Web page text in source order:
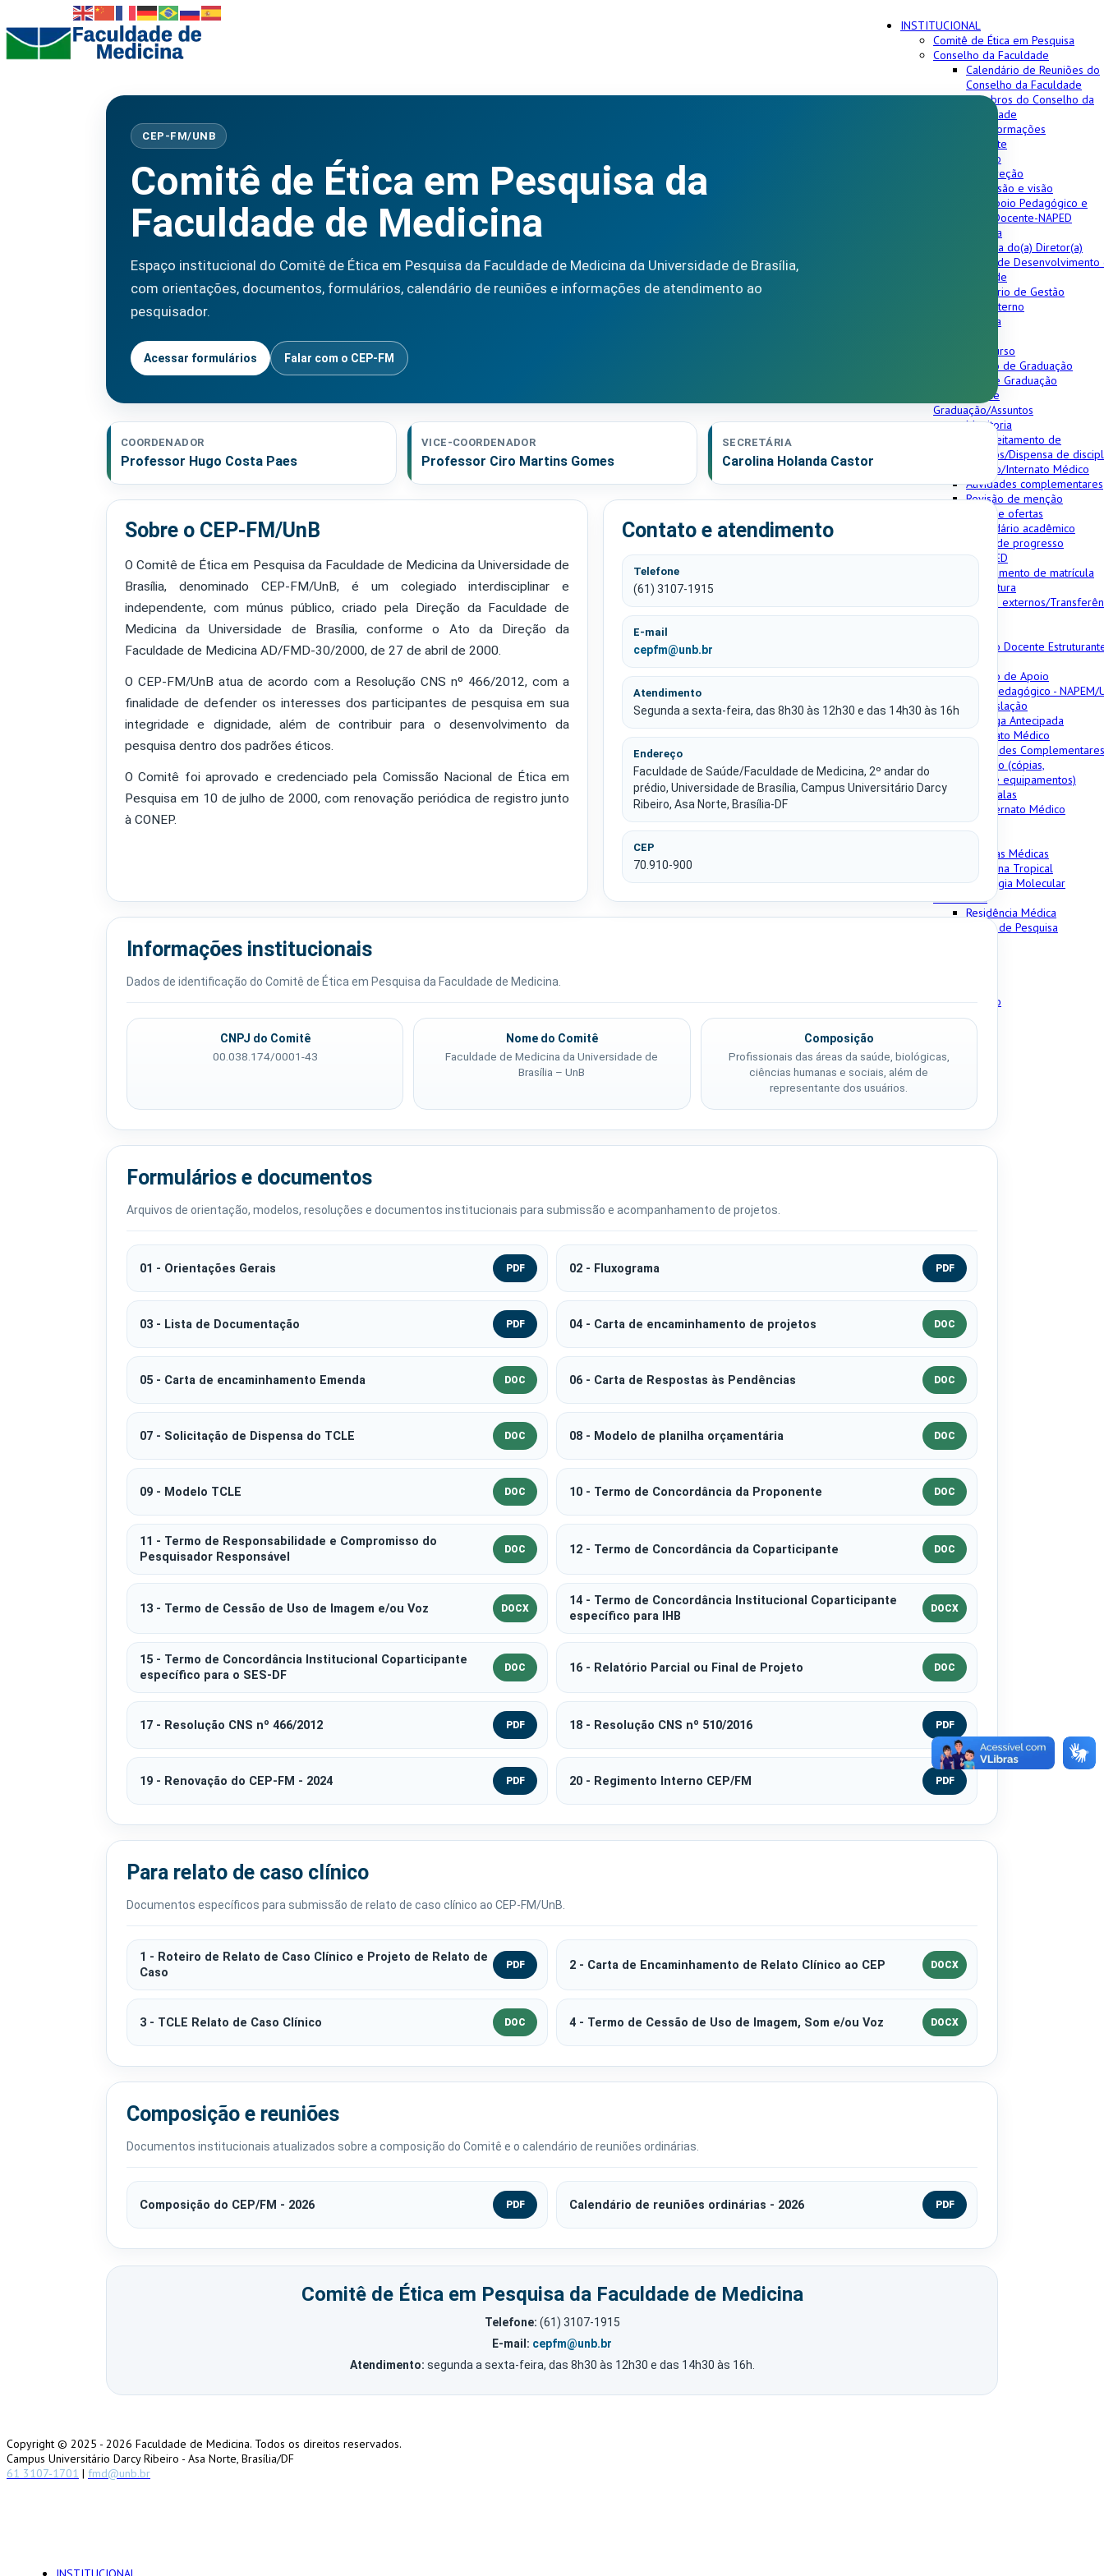
INSTITUCIONAL
Comitê de Ética em Pesquisa
Conselho da Faculdade
Calendário de Reuniões do
Conselho da Faculdade
Membros do Conselho da
Faculdade
Contato e informações
Corpo docente
Corpo técnico
Equipe da direção
Histórico, missão e visão
Núcleo de Apoio Pedagógico e
Experiência Docente-NAPED
Transparência
Agenda do(a) Diretor(a)
Plano de Desenvolvimento
Unidade
Relatório de Gestão
Regimento Interno
Organograma
Conheça o curso
Coordenação de Graduação
Colegiado de Graduação
Secretaria de
Graduação/Assuntos
Monitoria
Aproveitamento de
estudos/Dispensa de
Estágio/Internato Médico
Atividades complementares
Revisão de menção
Lista de ofertas
Calendário acadêmico
Teste de progresso
ENAMED
Trancamento de matrícula
Formatura
Alunos externos/
Laboratórios
Núcleo Docente
(NDE)
Núcleo de Apoio
Psicopedagógico - NAPEM/
Normas/Legislação
Outorga Antecipada
Internato Médico
Atividades Complementares
Apoio Didático (cópias,
impressões e equipamentos)
Reserva de salas
Estágio e Internato Médico
Pós-Graduação
Stricto Sensu
Ciências Médicas
Medicina Tropical
Patologia Molecular
Lato Sensu
Residência Médica
Laboratórios de Pesquisa
Pesquisa e Inovação
Notícias
CEP-FM/UNB
Comitê de Ética em Pesquisa da
Faculdade de Medicina
Espaço institucional do Comitê de Ética em Pesquisa da Faculdade de Medicina da Universidade de Brasília,
com orientações, documentos, formulários, calendário de reuniões e informações de atendimento ao
pesquisador.
Acessar formulários Falar com o CEP-FM
COORDENADOR
Professor Hugo Costa Paes
VICE-COORDENADOR
Professor Ciro Martins Gomes
SECRETÁRIA
Carolina Holanda Castor
Sobre o CEP-FM/UnB
O Comitê de Ética em Pesquisa da Faculdade de Medicina da Universidade de
Brasília, denominado CEP-FM/UnB, é um colegiado interdisciplinar e
independente, com múnus público, criado pela Direção da Faculdade de
Medicina da Universidade de Brasília, conforme o Ato da Direção da
Faculdade de Medicina AD/FMD-30/2000, de 27 de abril de 2000.
O CEP-FM/UnB atua de acordo com a Resolução CNS nº 466/2012, com a
finalidade de defender os interesses dos participantes de pesquisa em sua
integridade e dignidade, além de contribuir para o desenvolvimento da
pesquisa dentro dos padrões éticos.
O Comitê foi aprovado e credenciado pela Comissão Nacional de Ética em
Pesquisa em 10 de julho de 2000, com renovação periódica de registro junto
à CONEP.
Contato e atendimento
Telefone
(61) 3107-1915
E-mail
cepfm@unb.br
Atendimento
Segunda a sexta-feira, das 8h30 às 12h30 e das 14h30 às 16h
Endereço
Faculdade de Saúde/Faculdade de Medicina, 2º andar do
prédio, Universidade de Brasília, Campus Universitário Darcy
Ribeiro, Asa Norte, Brasília-DF
CEP
70.910-900
Informações institucionais
Dados de identificação do Comitê de Ética em Pesquisa da Faculdade de Medicina.
CNPJ do Comitê
00.038.174/0001-43
Nome do Comitê
Faculdade de Medicina da Universidade de
Brasília – UnB
Composição
Profissionais das áreas da saúde, biológicas,
ciências humanas e sociais, além de
representante dos usuários.
Formulários e documentos
Arquivos de orientação, modelos, resoluções e documentos institucionais para submissão e acompanhamento de projetos.
01 - Orientações Gerais PDF 02 - Fluxograma PDF
03 - Lista de Documentação PDF 04 - Carta de encaminhamento de projetos DOC
05 - Carta de encaminhamento Emenda DOC 06 - Carta de Respostas às Pendências DOC
07 - Solicitação de Dispensa do TCLE DOC 08 - Modelo de planilha orçamentária DOC
09 - Modelo TCLE DOC 10 - Termo de Concordância da Proponente DOC
11 - Termo de Responsabilidade e Compromisso do
Pesquisador Responsável
DOC 12 - Termo de Concordância da Coparticipante DOC
13 - Termo de Cessão de Uso de Imagem e/ou Voz DOCX
14 - Termo de Concordância Institucional Coparticipante
específico para IHB
DOCX
15 - Termo de Concordância Institucional Coparticipante
específico para o SES-DF
DOC 16 - Relatório Parcial ou Final de Projeto DOC
17 - Resolução CNS nº 466/2012 PDF 18 - Resolução CNS nº 510/2016 PDF
19 - Renovação do CEP-FM - 2024 PDF 20 - Regimento Interno CEP/FM PDF
Para relato de caso clínico
Documentos específicos para submissão de relato de caso clínico ao CEP-FM/UnB.
1 - Roteiro de Relato de Caso Clínico e Projeto de Relato de
Caso
PDF 2 - Carta de Encaminhamento de Relato Clínico ao CEP DOCX
3 - TCLE Relato de Caso Clínico DOC 4 - Termo de Cessão de Uso de Imagem, Som e/ou Voz DOCX
Composição e reuniões
Documentos institucionais atualizados sobre a composição do Comitê e o calendário de reuniões ordinárias.
Composição do CEP/FM - 2026 PDF Calendário de reuniões ordinárias - 2026 PDF
Comitê de Ética em Pesquisa da Faculdade de Medicina
Telefone: (61) 3107-1915
E-mail: cepfm@unb.br
Atendimento: segunda a sexta-feira, das 8h30 às 12h30 e das 14h30 às 16h.
Copyright © 2025 - 2026 Faculdade de Medicina. Todos os direitos reservados.
Campus Universitário Darcy Ribeiro - Asa Norte, Brasília/DF
61 3107-1701 | fmd@unb.br